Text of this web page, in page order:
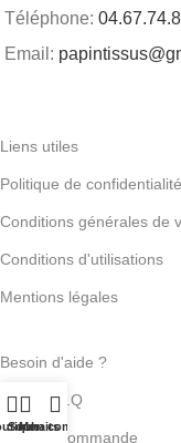
Téléphone:
Email:
Liens utiles
Politique de confidentialité
Conditions générales de
Conditions d'utilisations
Mentions légales
Besoin d'aide ?
Aide / F.A.Q
Suivi de commande
Souhaits
Mon compte